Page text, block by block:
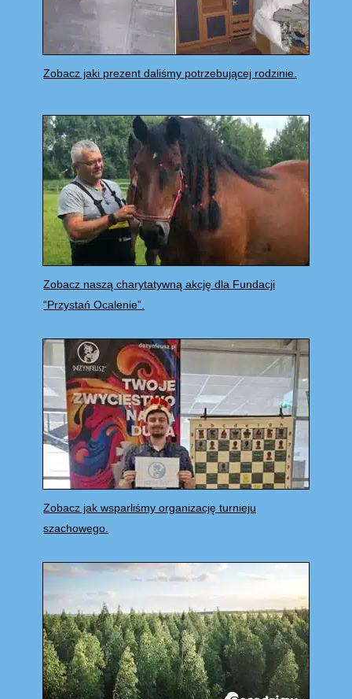
Zobacz jaki prezent daliśmy potrzebującej rodzinie.
Zobacz naszą charytatywną akcję dla Fundacji
“Przystań Ocalenie”.
Zobacz jak wsparliśmy organizację turnieju
szachowego.